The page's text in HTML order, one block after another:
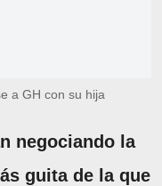
a GH con su hija
negociando la
guita de la que